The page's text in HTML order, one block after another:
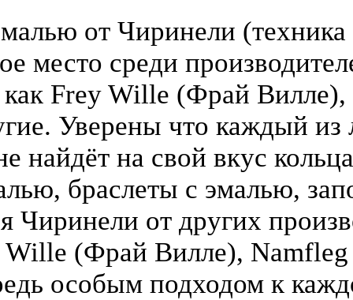
от Чиринели (техника
место среди
Frey Wille (Фрай
Уверены что каждый
найдёт на свой вкус
браслеты с эмалью,
Чиринели от других
Wille (Фрай Вилле),
особым подходом к